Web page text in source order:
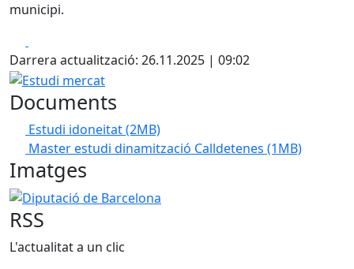
municipi.
Darrera actualització: 26.11.2025 | 09:02
Estudi mercat
Documents
Estudi idoneitat(2MB)
Master estudi dinamització Calldetenes (1MB)
Imatges
Diputació de Barcelona
RSS
L'actualitat a un clic